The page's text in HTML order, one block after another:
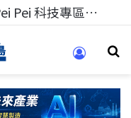
科技人的經驗傳承地！在 Pei Pei 科技專區，與學弟妹交流最硬核的技術